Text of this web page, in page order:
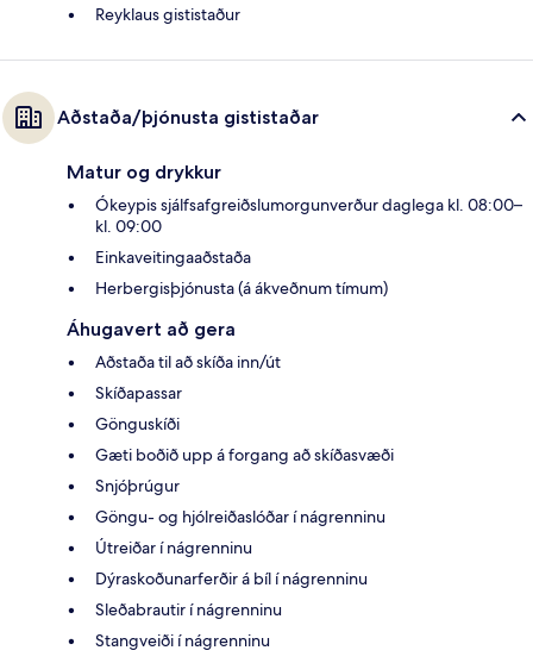
Reyklaus gististaður
Aðstaða/þjónusta gististaðar
Matur og drykkur
Ókeypis sjálfsafgreiðslumorgunverður daglega kl. 08:00–
kl. 09:00
Einkaveitingaaðstaða
Herbergisþjónusta (á ákveðnum tímum)
Áhugavert að gera
Aðstaða til að skíða inn/út
Skíðapassar
Gönguskíði
Gæti boðið upp á forgang að skíðasvæði
Snjóþrúgur
Göngu- og hjólreiðaslóðar í nágrenninu
Útreiðar í nágrenninu
Dýraskoðunarferðir á bíl í nágrenninu
Sleðabrautir í nágrenninu
Stangveiði í nágrenninu